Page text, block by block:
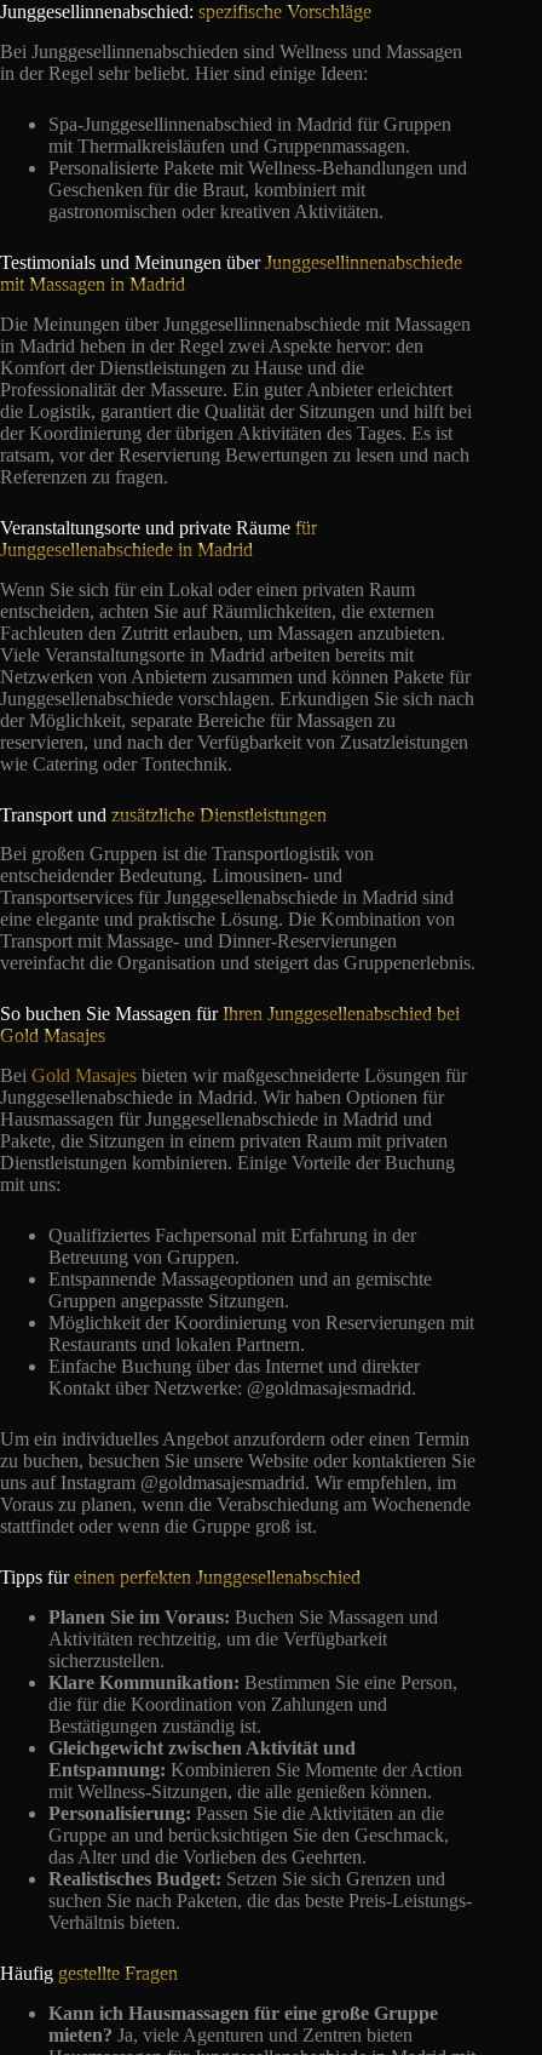
Junggesellinnenabschied: spezifische Vorschläge
Bei Junggesellinnenabschieden sind Wellness und Massagen
in der Regel sehr beliebt. Hier sind einige Ideen:
Spa-Junggesellinnenabschied in Madrid für Gruppen
mit Thermalkreisläufen und Gruppenmassagen.
Personalisierte Pakete mit Wellness-Behandlungen und
Geschenken für die Braut, kombiniert mit
gastronomischen oder kreativen Aktivitäten.
Testimonials und Meinungen überJunggesellinnenabschiede
mit Massagen in Madrid
Die Meinungen über Junggesellinnenabschiede mit Massagen
in Madrid heben in der Regel zwei Aspekte hervor: den
Komfort der Dienstleistungen zu Hause und die
Professionalität der Masseure. Ein guter Anbieter erleichtert
die Logistik, garantiert die Qualität der Sitzungen und hilft bei
der Koordinierung der übrigen Aktivitäten des Tages. Es ist
ratsam, vor der Reservierung Bewertungen zu lesen und nach
Referenzen zu fragen.
Veranstaltungsorte und private Räume für
Junggesellenabschiede in Madrid
Wenn Sie sich für ein Lokal oder einen privaten Raum
entscheiden, achten Sie auf Räumlichkeiten, die externen
Fachleuten den Zutritt erlauben, um Massagen anzubieten.
Viele Veranstaltungsorte in Madrid arbeiten bereits mit
Netzwerken von Anbietern zusammen und können Pakete für
Junggesellenabschiede vorschlagen. Erkundigen Sie sich nach
der Möglichkeit, separate Bereiche für Massagen zu
reservieren, und nach der Verfügbarkeit von Zusatzleistungen
wie Catering oder Tontechnik.
Transport und zusätzliche Dienstleistungen
Bei großen Gruppen ist die Transportlogistik von
entscheidender Bedeutung. Limousinen- und
Transportservices für Junggesellenabschiede in Madrid sind
eine elegante und praktische Lösung. Die Kombination von
Transport mit Massage- und Dinner-Reservierungen
vereinfacht die Organisation und steigert das Gruppenerlebnis.
So buchen Sie Massagen fürIhren Junggesellenabschied bei
Gold Masajes
Bei Gold Masajes bieten wir maßgeschneiderte Lösungen für
Junggesellenabschiede in Madrid. Wir haben Optionen für
Hausmassagen für Junggesellenabschiede in Madrid und
Pakete, die Sitzungen in einem privaten Raum mit privaten
Dienstleistungen kombinieren. Einige Vorteile der Buchung
mit uns:
Qualifiziertes Fachpersonal mit Erfahrung in der
Betreuung von Gruppen.
Entspannende Massageoptionen und an gemischte
Gruppen angepasste Sitzungen.
Möglichkeit der Koordinierung von Reservierungen mit
Restaurants und lokalen Partnern.
Einfache Buchung über das Internet und direkter
Kontakt über Netzwerke: @goldmasajesmadrid.
Um ein individuelles Angebot anzufordern oder einen Termin
zu buchen, besuchen Sie unsere Website oder kontaktieren Sie
uns auf Instagram @goldmasajesmadrid. Wir empfehlen, im
Voraus zu planen, wenn die Verabschiedung am Wochenende
stattfindet oder wenn die Gruppe groß ist.
Tipps füreinen perfekten Junggesellenabschied
Planen Sie im Voraus: Buchen Sie Massagen und
Aktivitäten rechtzeitig, um die Verfügbarkeit
sicherzustellen.
Klare Kommunikation: Bestimmen Sie eine Person,
die für die Koordination von Zahlungen und
Bestätigungen zuständig ist.
Gleichgewicht zwischen Aktivität und
Entspannung: Kombinieren Sie Momente der Action
mit Wellness-Sitzungen, die alle genießen können.
Personalisierung: Passen Sie die Aktivitäten an die
Gruppe an und berücksichtigen Sie den Geschmack,
das Alter und die Vorlieben des Geehrten.
Realistisches Budget: Setzen Sie sich Grenzen und
suchen Sie nach Paketen, die das beste Preis-Leistungs-
Verhältnis bieten.
Häufig gestellte Fragen
Kann ich Hausmassagen für eine große Gruppe
mieten? Ja, viele Agenturen und Zentren bieten